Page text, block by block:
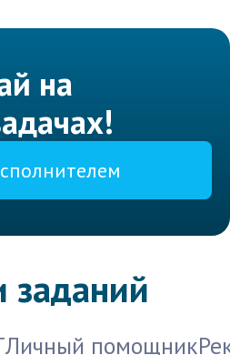
на
заданий
Личный помощник